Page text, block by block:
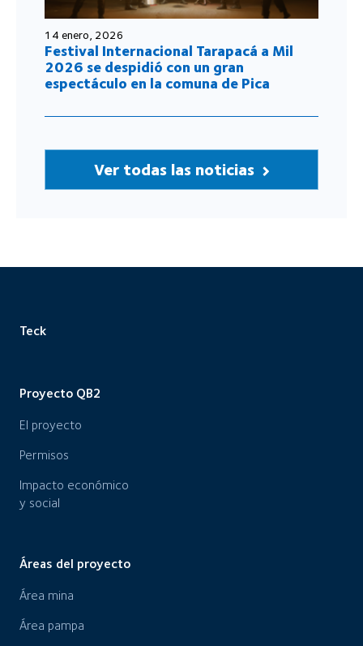
14 enero, 2026
Festival Internacional Tarapacá a Mil
2026 se despidió con un gran
espectáculo en la comuna de Pica
Ver todas las noticias
Teck
Proyecto QB2
El proyecto
Permisos
Impacto económico
y social
Áreas del proyecto
Área mina
Área pampa